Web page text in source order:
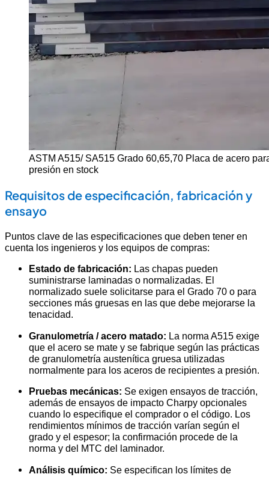
ASTM A515/ SA515 Grado 60,65,70 Placa de acero
presión en stock
Requisitos de especificación, fabricación y
ensayo
Puntos clave de las especificaciones que deben tener en
cuenta los ingenieros y los equipos de compras:
Estado de fabricación: Las chapas pueden
suministrarse laminadas o normalizadas. El
normalizado suele solicitarse para el Grado 70 o para
secciones más gruesas en las que debe mejorarse la
tenacidad.
Granulometría / acero matado: La norma A515 exige
que el acero se mate y se fabrique según las prácticas
de granulometría austenítica gruesa utilizadas
normalmente para los aceros de recipientes a presión.
Pruebas mecánicas: Se exigen ensayos de tracción,
además de ensayos de impacto Charpy opcionales
cuando lo especifique el comprador o el código. Los
rendimientos mínimos de tracción varían según el
grado y el espesor; la confirmación procede de la
norma y del MTC del laminador.
Análisis químico: Se especifican los límites de